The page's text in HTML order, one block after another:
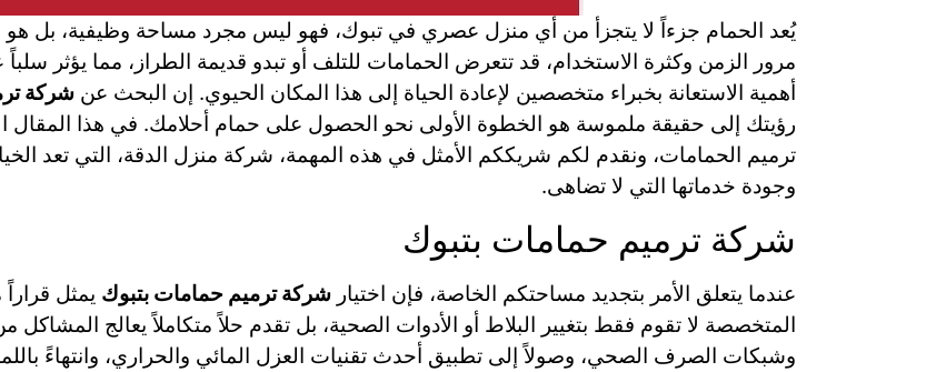
يُعد الحمام جزءاً لا يتجزأ من أي منزل عصري في تبوك، فهو ليس مجرد مساحة وظيفية، بل هو
مرور الزمن وكثرة الاستخدام، قد تتعرض الحمامات للتلف أو تبدو قديمة الطراز، مما يؤثر
أهمية الاستعانة بخبراء متخصصين لإعادة الحياة إلى هذا المكان الحيوي. إن البحث عنشركة
رؤيتك إلى حقيقة ملموسة هو الخطوة الأولى نحو الحصول على حمام أحلامك. في هذا
ترميم الحمامات، ونقدم لكم شريككم الأمثل في هذه المهمة، شركة منزل الدقة، التي تعد
وجودة خدماتها التي لا تضاهى.
شركة ترميم حمامات بتبوك
عندما يتعلق الأمر بتجديد مساحتكم الخاصة، فإن اختيارشركة ترميم حمامات بتبوك يمثل قراراً
المتخصصة لا تقوم فقط بتغيير البلاط أو الأدوات الصحية، بل تقدم حلاً متكاملاً يعالج
وشبكات الصرف الصحي، وصولاً إلى تطبيق أحدث تقنيات العزل المائي والحراري، وانتهاءً